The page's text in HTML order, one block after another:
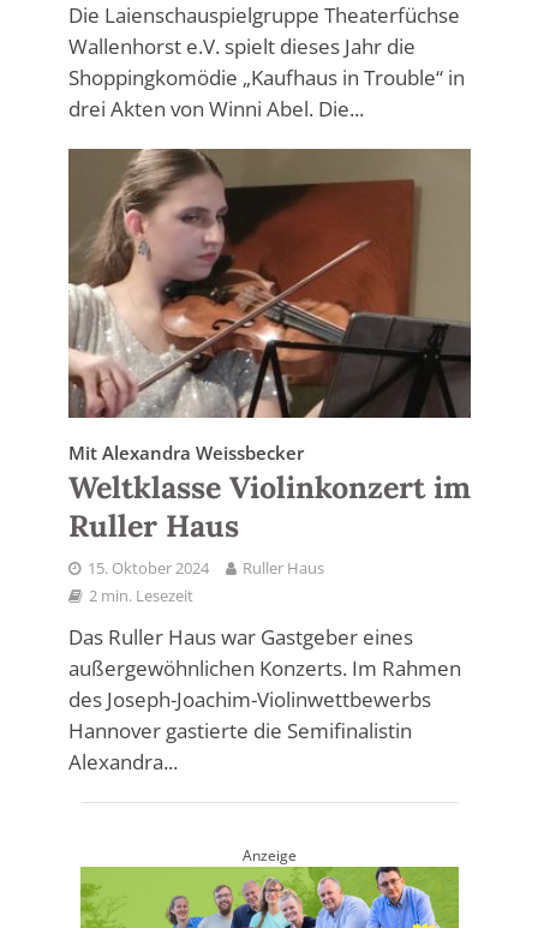
Die Laienschauspielgruppe Theaterfüchse
Wallenhorst e.V. spielt dieses Jahr die
Shoppingkomödie „Kaufhaus in Trouble“ in
drei Akten von Winni Abel. Die...
Mit Alexandra Weissbecker
Weltklasse Violinkonzert im
Ruller Haus
15. Oktober 2024
Ruller Haus
2 min. Lesezeit
Das Ruller Haus war Gastgeber eines
außergewöhnlichen Konzerts. Im Rahmen
des Joseph-Joachim-Violinwettbewerbs
Hannover gastierte die Semifinalistin
Alexandra...
Anzeige